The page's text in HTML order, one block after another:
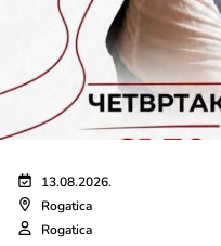
13.08.2026.
Rogatica
Rogatica